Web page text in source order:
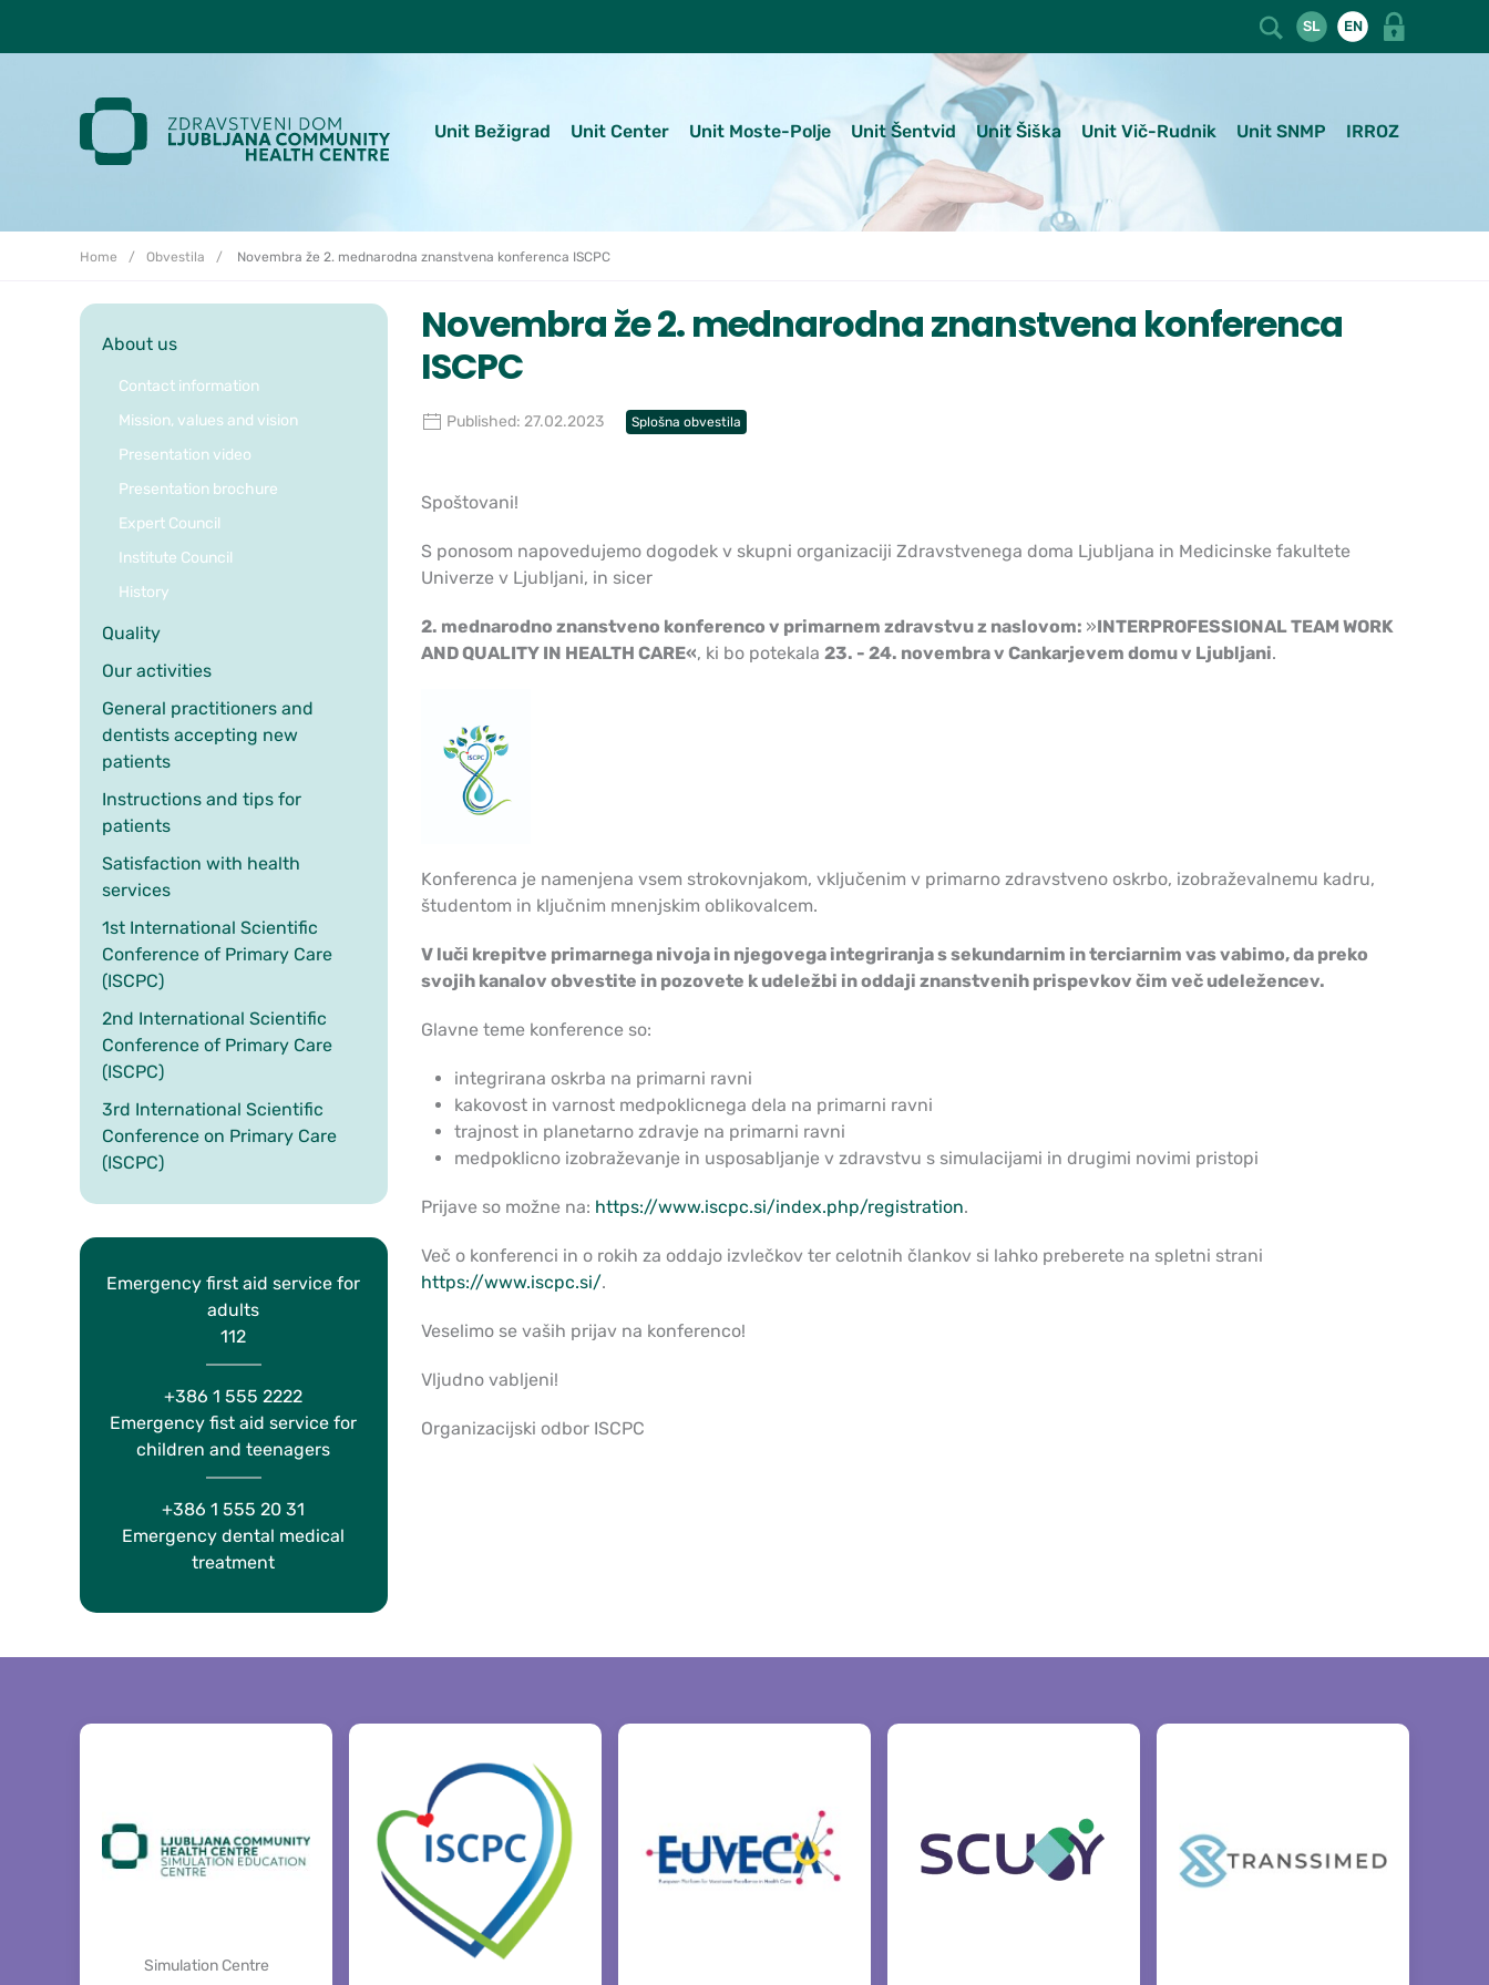
SL EN
Unit Bežigrad Unit Center Unit Moste-Polje Unit Šentvid Unit Šiška Unit Vič-Rudnik Unit SNMP IRROZ
Home Obvestila Novembra že 2. mednarodna znanstvena konferenca ISCPC
About us
Contact information
Mission, values and vision
Presentation video
Presentation brochure
Expert Council
Institute Council
History
Quality
Our activities
General practitioners and
dentists accepting new
patients
Instructions and tips for
patients
Satisfaction with health
services
1st International Scientific
Conference of Primary Care
(ISCPC)
2nd International Scientific
Conference of Primary Care
(ISCPC)
3rd International Scientific
Conference on Primary Care
(ISCPC)
Emergency first aid service for
adults
112
+386 1 555 2222
Emergency fist aid service for
children and teenagers
+386 1 555 20 31
Emergency dental medical
treatment
Novembra že 2. mednarodna znanstvena konferenca
ISCPC
Published: 27.02.2023 Splošna obvestila
Spoštovani!
S ponosom napovedujemo dogodek v skupni organizaciji Zdravstvenega doma Ljubljana in Medicinske fakultete
Univerze v Ljubljani, in sicer
2. mednarodno znanstveno konferenco v primarnem zdravstvu z naslovom: »INTERPROFESSIONAL TEAM WORK
AND QUALITY IN HEALTH CARE«, ki bo potekala 23. - 24. novembra v Cankarjevem domu v Ljubljani.
Konferenca je namenjena vsem strokovnjakom, vključenim v primarno zdravstveno oskrbo, izobraževalnemu kadru,
študentom in ključnim mnenjskim oblikovalcem.
V luči krepitve primarnega nivoja in njegovega integriranja s sekundarnim in terciarnim vas vabimo, da preko
svojih kanalov obvestite in pozovete k udeležbi in oddaji znanstvenih prispevkov čim več udeležencev.
Glavne teme konference so:
integrirana oskrba na primarni ravni
kakovost in varnost medpoklicnega dela na primarni ravni
trajnost in planetarno zdravje na primarni ravni
medpoklicno izobraževanje in usposabljanje v zdravstvu s simulacijami in drugimi novimi pristopi
Prijave so možne na: https://www.iscpc.si/index.php/registration.
Več o konferenci in o rokih za oddajo izvlečkov ter celotnih člankov si lahko preberete na spletni strani
https://www.iscpc.si/.
Veselimo se vaših prijav na konferenco!
Vljudno vabljeni!
Organizacijski odbor ISCPC
Simulation Centre